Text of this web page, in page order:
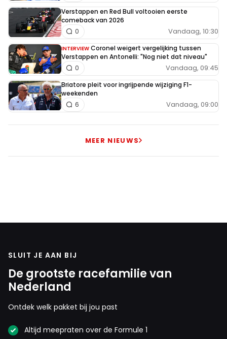
Verstappen en Red Bull voltooien eerste
comeback van 2026
Vandaag, 10:30
0
INTERVIEW Coronel weigert vergelijking tussen
Verstappen en Antonelli: "Nog niet dat niveau"
Vandaag, 09:45
0
Briatore pleit voor ingrijpende wijziging F1-
weekenden
Vandaag, 09:00
6
MEER NIEUWS
SLUIT JE AAN BIJ
De grootste racefamilie van
Nederland
Ontdek welk pakket bij jou past
Altijd meepraten over de Formule 1